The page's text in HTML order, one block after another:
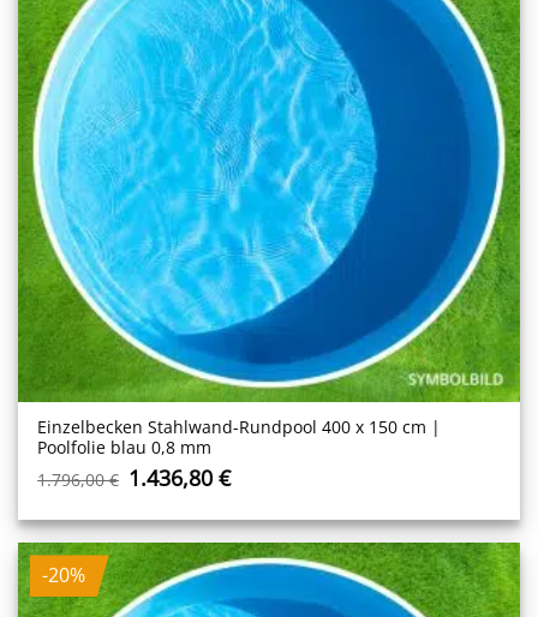
Einzelbecken Stahl­wand-Rundpool 400 x 150 cm |
Poolfolie blau 0,8 mm
1.796,00€ Ursprünglicher
war:
1.796,00 €
1.436,80€Aktueller
ist:
1.436,80 €.
-20%